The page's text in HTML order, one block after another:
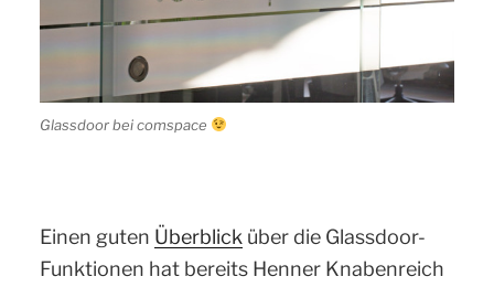
Glassdoor bei comspace
Einen guten Überblick über die Glassdoor-
Funktionen hat bereits Henner Knabenreich